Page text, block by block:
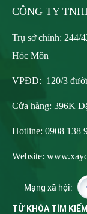
CÔNG TY
Trụ sở chính: 244/
Hóc Môn
VPĐD: 120/3
Cửa hàng: 396K
Hotline: 0908 138
Website:
Mạng xã hội:
TỪ KHÓA TÌM KIẾM